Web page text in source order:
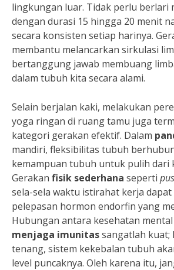
lingkungan luar. Tidak perlu berlari
dengan durasi 15 hingga 20 menit
secara konsisten setiap harinya.
membantu melancarkan sirkulasi
bertanggung jawab membuang
dalam tubuh kita secara alami.
Selain berjalan kaki, melakukan
yoga ringan di ruang tamu juga
kategori gerakan efektif. Dalam
mandiri, fleksibilitas tubuh
kemampuan tubuh untuk pulih dari
Gerakan fisik sederhana seperti
sela-sela waktu istirahat kerja dapat
pelepasan hormon endorfin yang
Hubungan antara kesehatan
menjaga imunitassangatlah kuat;
tenang, sistem kekebalan tubuh
level puncaknya. Oleh karena itu,